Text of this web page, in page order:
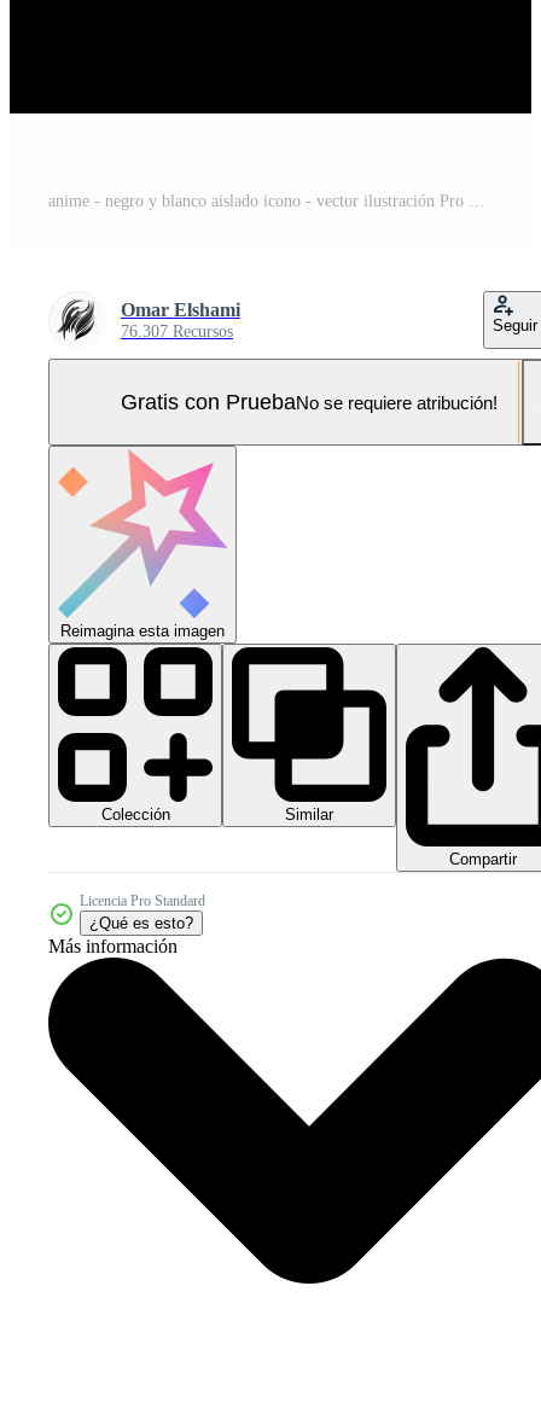
anime - negro y blanco aislado icono - vector ilustración Pro Vector y Pro SVG
Omar Elshami
76.307 Recursos Seguir
Gratis con PruebaNo se requiere atribución!
Reimagina esta imagen
Colección Similar
Compartir
Licencia Pro Standard
¿Qué es esto?
Más información